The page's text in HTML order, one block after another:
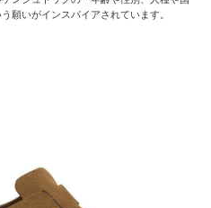
願いがインスパイアされています。